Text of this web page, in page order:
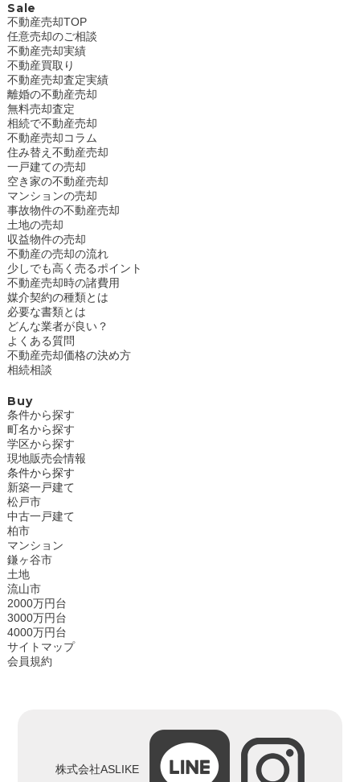
Sale
不動産売却TOP
任意売却のご相談
不動産売却実績
不動産買取り
不動産売却査定実績
離婚の不動産売却
無料売却査定
相続で不動産売却
不動産売却コラム
住み替え不動産売却
一戸建ての売却
空き家の不動産売却
マンションの売却
事故物件の不動産売却
土地の売却
収益物件の売却
不動産の売却の流れ
少しでも高く売るポイント
不動産売却時の諸費用
媒介契約の種類とは
必要な書類とは
どんな業者が良い？
よくある質問
不動産売却価格の決め方
相続相談
Buy
条件から探す
町名から探す
学区から探す
現地販売会情報
条件から探す
新築一戸建て
松戸市
中古一戸建て
柏市
マンション
鎌ヶ谷市
土地
流山市
2000万円台
3000万円台
4000万円台
サイトマップ
会員規約
株式会社ASLIKE